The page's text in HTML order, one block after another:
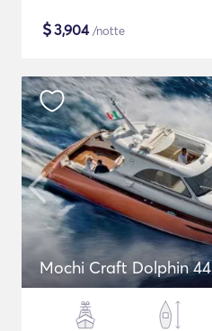
$3,904/notte
Mochi Craft Dolphin 44